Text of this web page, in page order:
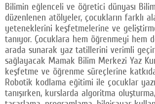
Bilimin eğlenceli ve öğretici dünyası
düzenlenen atölyeler, çocukların farklı
yeteneklerini keşfetmelerine ve
tanıyor. Çocuklara hem öğrenmeyi hem
arada sunarak yaz tatillerini verimli
sağlayacak Mamak Bilim Merkezi Yaz
keşfetme ve öğrenme süreçlerine
Robotik kodlama eğitimi ile çocuklar
tanışırken, kurslarda algoritma